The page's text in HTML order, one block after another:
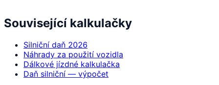
Související kalkulačky
Silniční daň 2026
Náhrady za použití vozidla
Dálkové jízdné kalkulačka
Daň silniční — výpočet